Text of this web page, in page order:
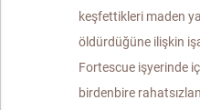
keşfettikleri maden
öldürdüğüne ilişkin
Fortescue işyerinde
birdenbire